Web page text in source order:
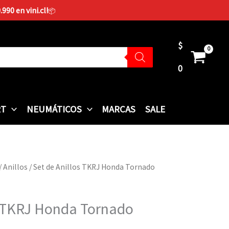
en vini.cl!📦
$
0
NEUMÁTICOS MARCAS SALE
/Anillos / Set de Anillos TKRJ Honda Tornado
Honda Tornado